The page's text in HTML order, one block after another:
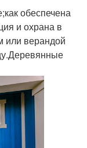
обеспечена
и охрана в
или верандой